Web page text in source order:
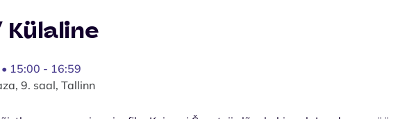
Külaline
15:00 - 16:59
9. saal, Tallinn